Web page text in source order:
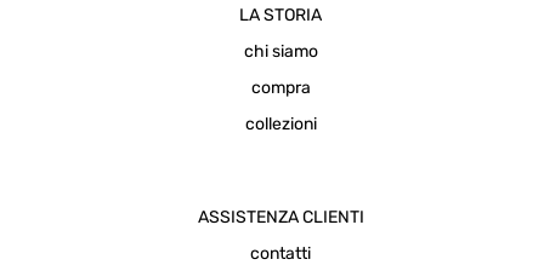
LA STORIA
chi siamo
compra
collezioni
ASSISTENZA CLIENTI
contatti